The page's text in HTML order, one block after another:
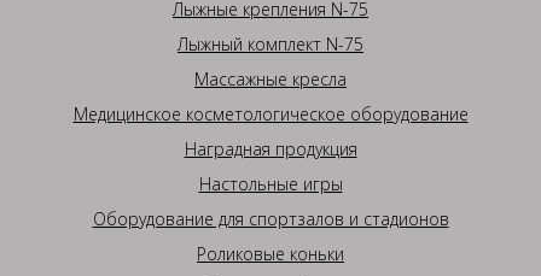
Лыжные крепления N-75
Лыжный комплект N-75
Массажные кресла
Медицинское косметологическое оборудование
Наградная продукция
Настольные игры
Оборудование для спортзалов и стадионов
Роликовые коньки